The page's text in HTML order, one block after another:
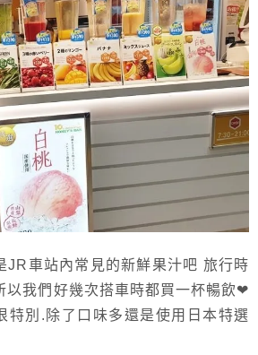
JR車站內常見的新鮮果汁吧 旅行時
以我們好幾次搭車時都買一杯暢飲❤
特別.除了口味多還是使用日本特選